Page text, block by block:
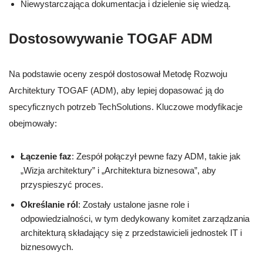
Niewystarczająca dokumentacja i dzielenie się wiedzą.
Dostosowywanie TOGAF ADM
Na podstawie oceny zespół dostosował Metodę Rozwoju
Architektury TOGAF (ADM), aby lepiej dopasować ją do
specyficznych potrzeb TechSolutions. Kluczowe modyfikacje
obejmowały:
Łączenie faz: Zespół połączył pewne fazy ADM, takie jak
„Wizja architektury” i „Architektura biznesowa”, aby
przyspieszyć proces.
Określanie ról: Zostały ustalone jasne role i
odpowiedzialności, w tym dedykowany komitet zarządzania
architekturą składający się z przedstawicieli jednostek IT i
biznesowych.